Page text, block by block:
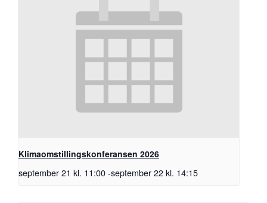
Klimaomstillingskonferansen 2026
september 21 kl. 11:00-september 22 kl. 14:15